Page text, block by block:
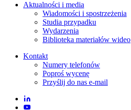
Aktualności i media
Wiadomości i spostrzeżenia
Studia przypadku
Wydarzenia
Biblioteka materiałów wideo
Kontakt
Numery telefonów
Poproś wycenę
Przyślij do nas e-mail